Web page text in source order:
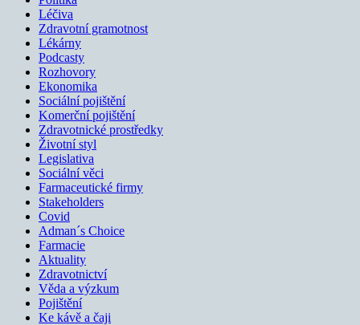
Léčiva
Zdravotní gramotnost
Lékárny
Podcasty
Rozhovory
Ekonomika
Sociální pojištění
Komerční pojištění
Zdravotnické prostředky
Životní styl
Legislativa
Sociální věci
Farmaceutické firmy
Stakeholders
Covid
Adman´s Choice
Farmacie
Aktuality
Zdravotnictví
Věda a výzkum
Pojištění
Ke kávě a čaji